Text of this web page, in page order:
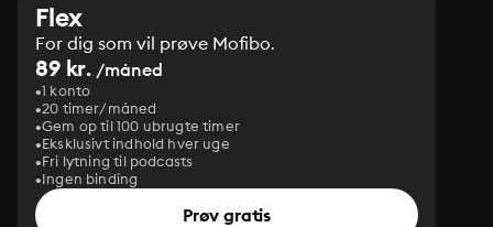
Flex
For dig som vil prøve Mofibo.
89 kr. /måned
1 konto
20 timer/måned
Gem op til 100 ubrugte timer
Eksklusivt indhold hver uge
Fri lytning til podcasts
Ingen binding
Prøv gratis